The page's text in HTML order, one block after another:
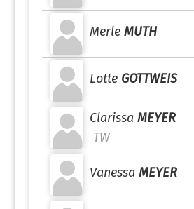
Merle MUTH
Lotte GOTTWEIS
Clarissa MEYER
TW
Vanessa MEYER